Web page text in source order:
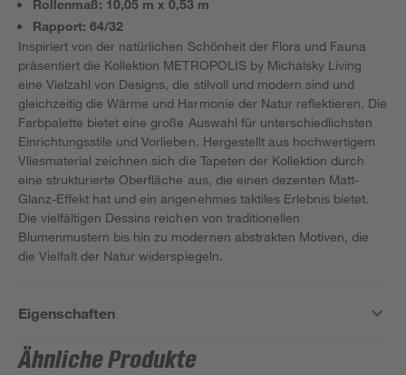
Rollenmaß: 10,05 m x 0,53 m
Rapport: 64/32
Inspiriert von der natürlichen Schönheit der Flora und Fauna
präsentiert die Kollektion METROPOLIS by Michalsky Living
eine Vielzahl von Designs, die stilvoll und modern sind und
gleichzeitig die Wärme und Harmonie der Natur reflektieren. Die
Farbpalette bietet eine große Auswahl für unterschiedlichsten
Einrichtungsstile und Vorlieben. Hergestellt aus hochwertigem
Vliesmaterial zeichnen sich die Tapeten der Kollektion durch
eine strukturierte Oberfläche aus, die einen dezenten Matt-
Glanz-Effekt hat und ein angenehmes taktiles Erlebnis bietet.
Die vielfältigen Dessins reichen von traditionellen
Blumenmustern bis hin zu modernen abstrakten Motiven, die
die Vielfalt der Natur widerspiegeln.
Eigenschaften
Ähnliche Produkte